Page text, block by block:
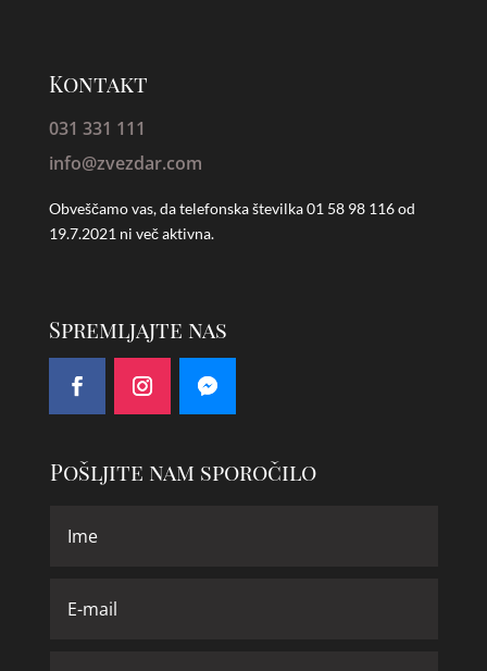
Kontakt
031 331 111
info@zvezdar.com
Obveščamo vas, da telefonska številka01 58 98 116 od
19.7.2021 ni več aktivna.
Spremljajte nas
Pošljite nam sporočilo